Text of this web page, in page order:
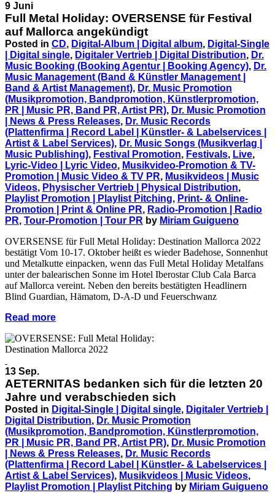
9 Juni
Full Metal Holiday: OVERSENSE für Festival
auf Mallorca angekündigt
Posted in CD, Digital-Album | Digital album, Digital-Single
| Digital single, Digitaler Vertrieb | Digital Distribution, Dr.
Music Booking (Booking Agentur | Booking Agency), Dr.
Music Management (Band & Künstler Management |
Band & Artist Management), Dr. Music Promotion
(Musikpromotion, Bandpromotion, Künstlerpromotion,
PR | Music PR, Band PR, Artist PR), Dr. Music Promotion
| News & Press Releases, Dr. Music Records
(Plattenfirma | Record Label | Künstler- & Labelservices |
Artist & Label Services), Dr. Music Songs (Musikverlag |
Music Publishing), Festival Promotion, Festivals, Live,
Lyric-Video | Lyric Video, Musikvideo-Promotion & TV-
Promotion | Music Video & TV PR, Musikvideos | Music
Videos, Physischer Vertrieb | Physical Distribution,
Playlist Promotion | Playlist Pitching, Print- & Online-
Promotion | Print & Online PR, Radio-Promotion | Radio
PR, Tour-Promotion | Tour PR by Miriam Guigueno
OVERSENSE für Full Metal Holiday: Destination Mallorca 2022
bestätigt Vom 10-17. Oktober heißt es wieder Badehose, Sonnenhut
und Metalkutte einpacken, wenn das Full Metal Holiday Metalfans
unter der balearischen Sonne im Hotel Iberostar Club Cala Barca
auf Mallorca vereint. Neben den bereits bestätigten Headlinern
Blind Guardian, Hämatom, D-A-D und Feuerschwanz
Read more
13 Sep.
AETERNITAS bedanken sich für die letzten 20
Jahre und verabschieden sich
Posted in Digital-Single | Digital single, Digitaler Vertrieb |
Digital Distribution, Dr. Music Promotion
(Musikpromotion, Bandpromotion, Künstlerpromotion,
PR | Music PR, Band PR, Artist PR), Dr. Music Promotion
| News & Press Releases, Dr. Music Records
(Plattenfirma | Record Label | Künstler- & Labelservices |
Artist & Label Services), Musikvideos | Music Videos,
Playlist Promotion | Playlist Pitching by Miriam Guigueno